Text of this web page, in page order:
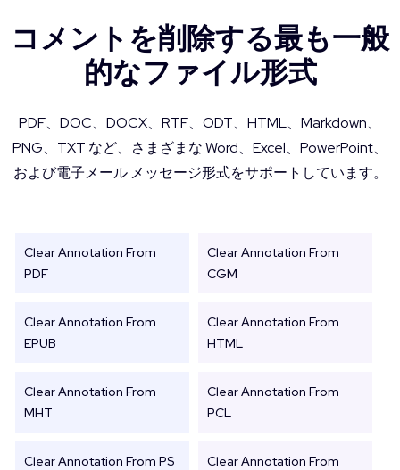
コメントを削除する最も一般
的なファイル形式
PDF、DOC、DOCX、RTF、ODT、HTML、Markdown、
PNG、TXT など、さまざまな Word、Excel、PowerPoint、
および電子メール メッセージ形式をサポートしています。
Clear Annotation From
PDF
Clear Annotation From
CGM
Clear Annotation From
EPUB
Clear Annotation From
HTML
Clear Annotation From
MHT
Clear Annotation From
PCL
Clear Annotation From PS
Clear Annotation From